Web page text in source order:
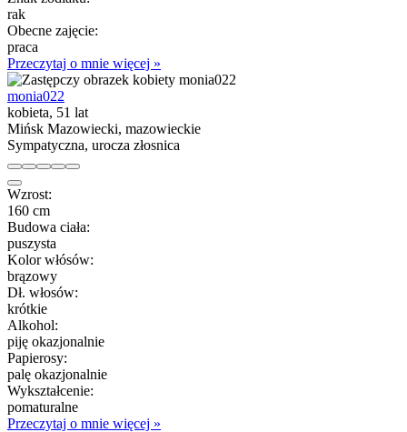
rak
Obecne zajęcie:
praca
Przeczytaj o mnie więcej »
monia022
kobieta, 51 lat
Mińsk Mazowiecki, mazowieckie
Sympatyczna, urocza złosnica
Wzrost:
160 cm
Budowa ciała:
puszysta
Kolor włósów:
brązowy
Dł. włosów:
krótkie
Alkohol:
piję okazjonalnie
Papierosy:
palę okazjonalnie
Wykształcenie:
pomaturalne
Przeczytaj o mnie więcej »